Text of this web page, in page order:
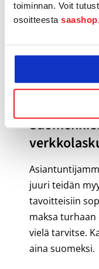
toiminnan. Voit
osoitteesta
juuri teidän
tavoitteisiin
maksa
vielä tarvitse.
aina suomeksi.